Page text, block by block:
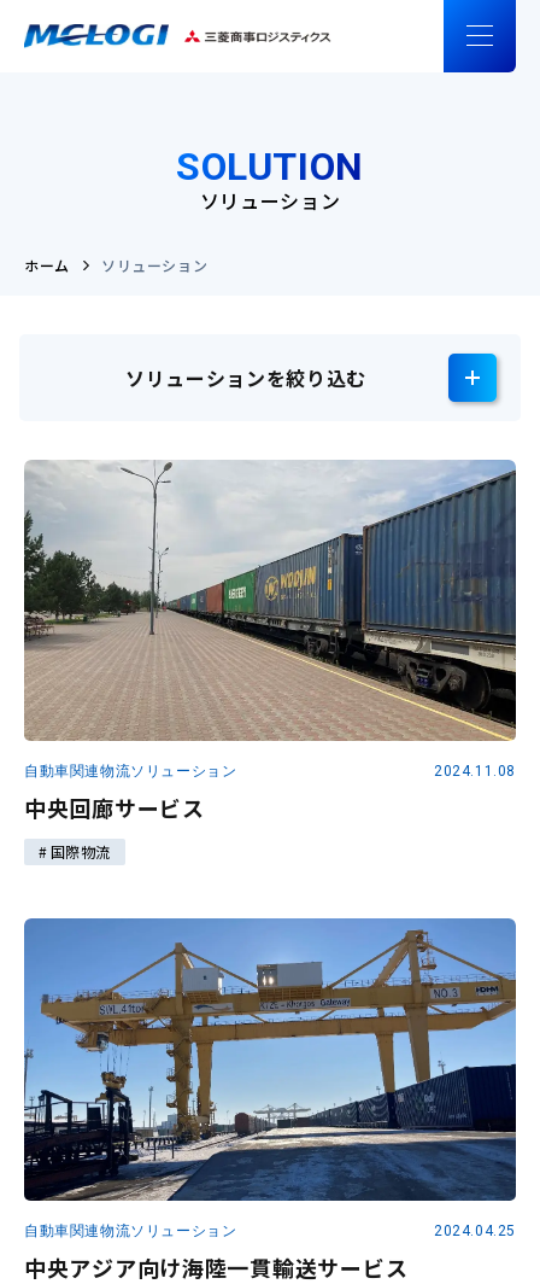
SOLUTION
ソリューション
ホーム ソリューション
ソリューションを絞り込む
自動車関連物流ソリューション 2024.11.08
中央回廊サービス
国際物流
自動車関連物流ソリューション 2024.04.25
中央アジア向け海陸一貫輸送サービス